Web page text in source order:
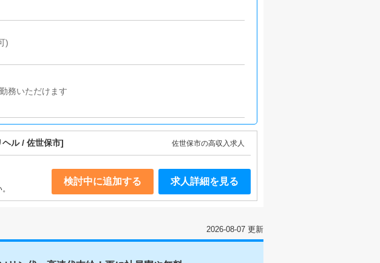
)
務いただけます
ヘル / 佐世保市] 佐世保市の高収入求人
検討中に追加する 求人詳細を見る
2026-08-07 更新